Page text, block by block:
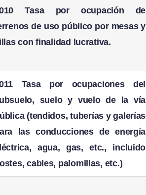
Tasa por ocupación de
de uso público por mesas y
con finalidad lucrativa.
Tasa por ocupaciones del
suelo y vuelo de la vía
(tendidos, tuberías y galerías
las conducciones de energía
agua, gas, etc., incluido
cables, palomillas, etc.)